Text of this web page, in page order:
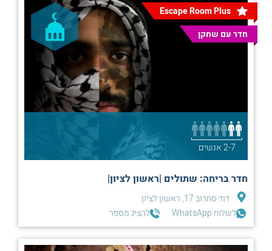
Escape Room Plus
חדר עם שחקן
2-7 אנשים
חדר בריחה: שתולים |ראשון לציון|
דוד סחרוב 17, ראשון לציון
לשלוח WhatsApp
להציג מספר